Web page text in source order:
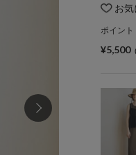
お
ポイント
¥5,500